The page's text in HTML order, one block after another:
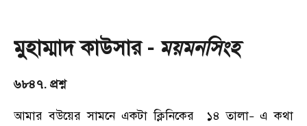
মুহাম্মাদ কাউসার - ময়মনসিংহ
৬৮৪৭. প্রশ্ন
আমার বউয়ের সামনে একটা ক্লিনিকের ১৪ তালা– এ কথা